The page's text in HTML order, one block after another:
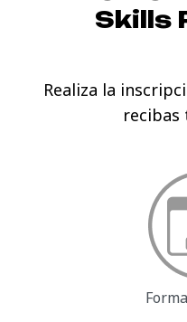
Skills
Realiza la
recibas